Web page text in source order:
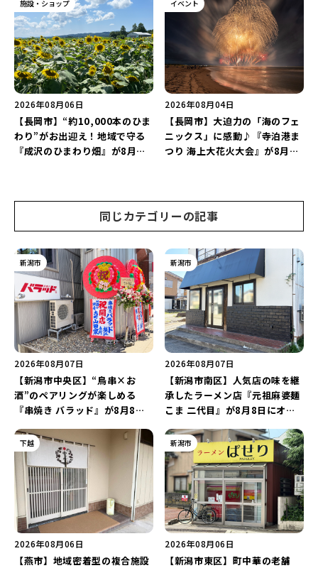
2026」がおすすめ♪
施設・ショップ
2026年08月06日
【長岡市】“約10,000本のひま
わり”がお出迎え！地域で守る
『成沢のひまわり畑』が8月中
イベント
2026年08月04日
【長岡市】大迫力の「海のフェ
ニックス」に感動♪『寺泊港ま
つり 海上大花火大会』が8月7
同じカテゴリーの記事
新潟市
2026年08月07日
【新潟市中央区】“鳥串×お
酒”のペアリングが楽しめる
『串焼き バラッド』が8月8日
インアップ♪
新潟市
2026年08月07日
【新潟市南区】人気店の味を継
承したラーメン店『元祖麻婆麺
こま 二代目』が8月8日にオー
た「麻婆麺」を復刻♪
下越
2026年08月06日
【燕市】地域密着型の複合施設
新潟市
2026年08月06日
【新潟市東区】町中華の老舗